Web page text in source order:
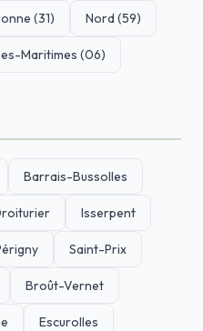
(31) Nord (59)
Maritimes (06)
Barrais-Bussolles
Isserpent
Saint-Prix
Broût-Vernet
Escurolles